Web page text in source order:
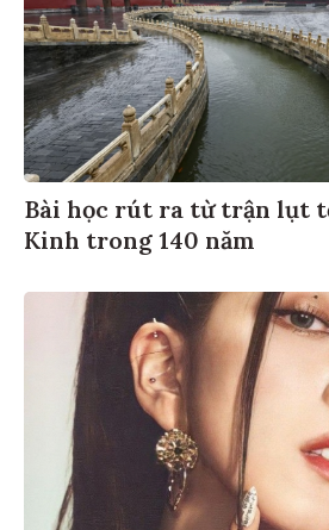
Bài học rút ra từ trận lụt
Kinh trong 140 năm